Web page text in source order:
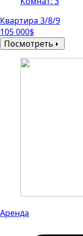
Квартира 3/8/9
105 000$
Посмотреть
Аренда